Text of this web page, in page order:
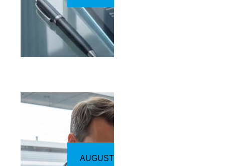
AUGUST